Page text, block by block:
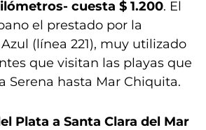
cuesta $ 1.200. El
el prestado por la
(línea 221), muy utilizado
que visitan las playas que
Serena hasta Mar Chiquita.
Plata a Santa Clara del Mar